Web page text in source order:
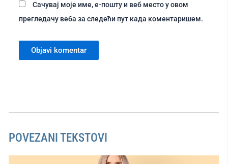
Сачувај моје име, е-пошту и веб место у овом
прегледачу веба за следећи пут када коментаришем.
POVEZANI TEKSTOVI